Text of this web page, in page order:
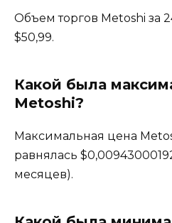
Объем торгов Metoshi за
$50,99.
Какой была
Metoshi?
Максимальная цена
равнялась
месяцев).